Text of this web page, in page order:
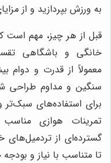
به ورزش بپردازید و از
قبل از هر چیز، مهم است
خانگی و باشگاهی
معمولاً از قدرت و دوام
سنگین و مداوم طراحی
برای استفاده‌های
تمرینات هوازی
گسترده‌ای از
تا متناسب با نیاز و